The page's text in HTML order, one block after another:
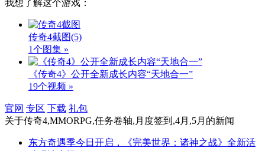
我想了解这个游戏：
传奇4截图(5)
1个图集 »
《传奇4》公开全新成长内容“天地合一”
19个视频 »
官网 专区 下载 礼包
关于传奇4,MMORPG,任务卷轴,月度签到,4月,5月 的新闻
东方奇遇季今日开启，《完美世界：诸神之战》全新活